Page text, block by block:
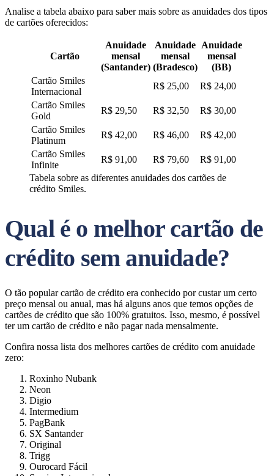
Analise a tabela abaixo para saber mais sobre as anuidades dos tipos
de cartões oferecidos:
Cartão
Anuidade
mensal
(Santander)
Anuidade
mensal
(Bradesco)
Anuidade
mensal
(BB)
Cartão Smiles
Internacional
R$ 25,00
R$ 24,00
Cartão Smiles
Gold
R$ 29,50 R$ 32,50
R$ 30,00
Cartão Smiles
Platinum
R$ 42,00 R$ 46,00
R$ 42,00
Cartão Smiles
Infinite
R$ 91,00 R$ 79,60
R$ 91,00
Tabela sobre as diferentes anuidades dos cartões de
crédito Smiles.
Qual é o melhor cartão de
crédito sem anuidade?
O tão popular cartão de crédito era conhecido por custar um certo
preço mensal ou anual, mas há alguns anos que temos opções de
cartões de crédito que são 100% gratuitos. Isso, mesmo, é possível
ter um cartão de crédito e não pagar nada mensalmente.
Confira nossa lista dos melhores cartões de crédito com anuidade
zero:
Roxinho Nubank
Neon
Digio
Intermedium
PagBank
SX Santander
Original
Trigg
Ourocard Fácil